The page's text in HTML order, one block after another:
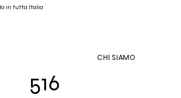
in tutta Italia
CHI SIAMO
516